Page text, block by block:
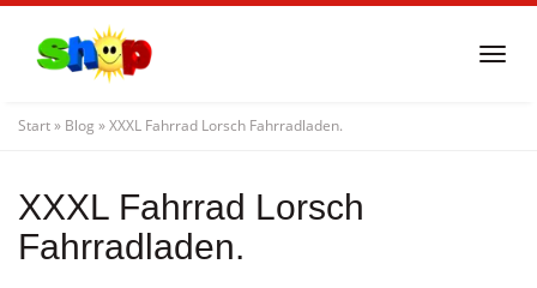
content
Start» Blog »XXXL Fahrrad Lorsch Fahrradladen.
XXXL Fahrrad Lorsch
Fahrradladen.